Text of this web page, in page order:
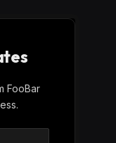
FooBar